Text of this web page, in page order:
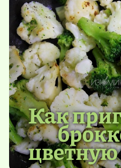
Как
цветную